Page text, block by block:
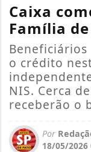
Caixa
Família
o crédito
NIS. Cerca
receberão o
Por
18/05/2026